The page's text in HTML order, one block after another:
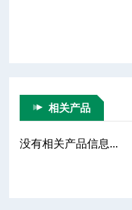
相关产品
没有相关产品信息...